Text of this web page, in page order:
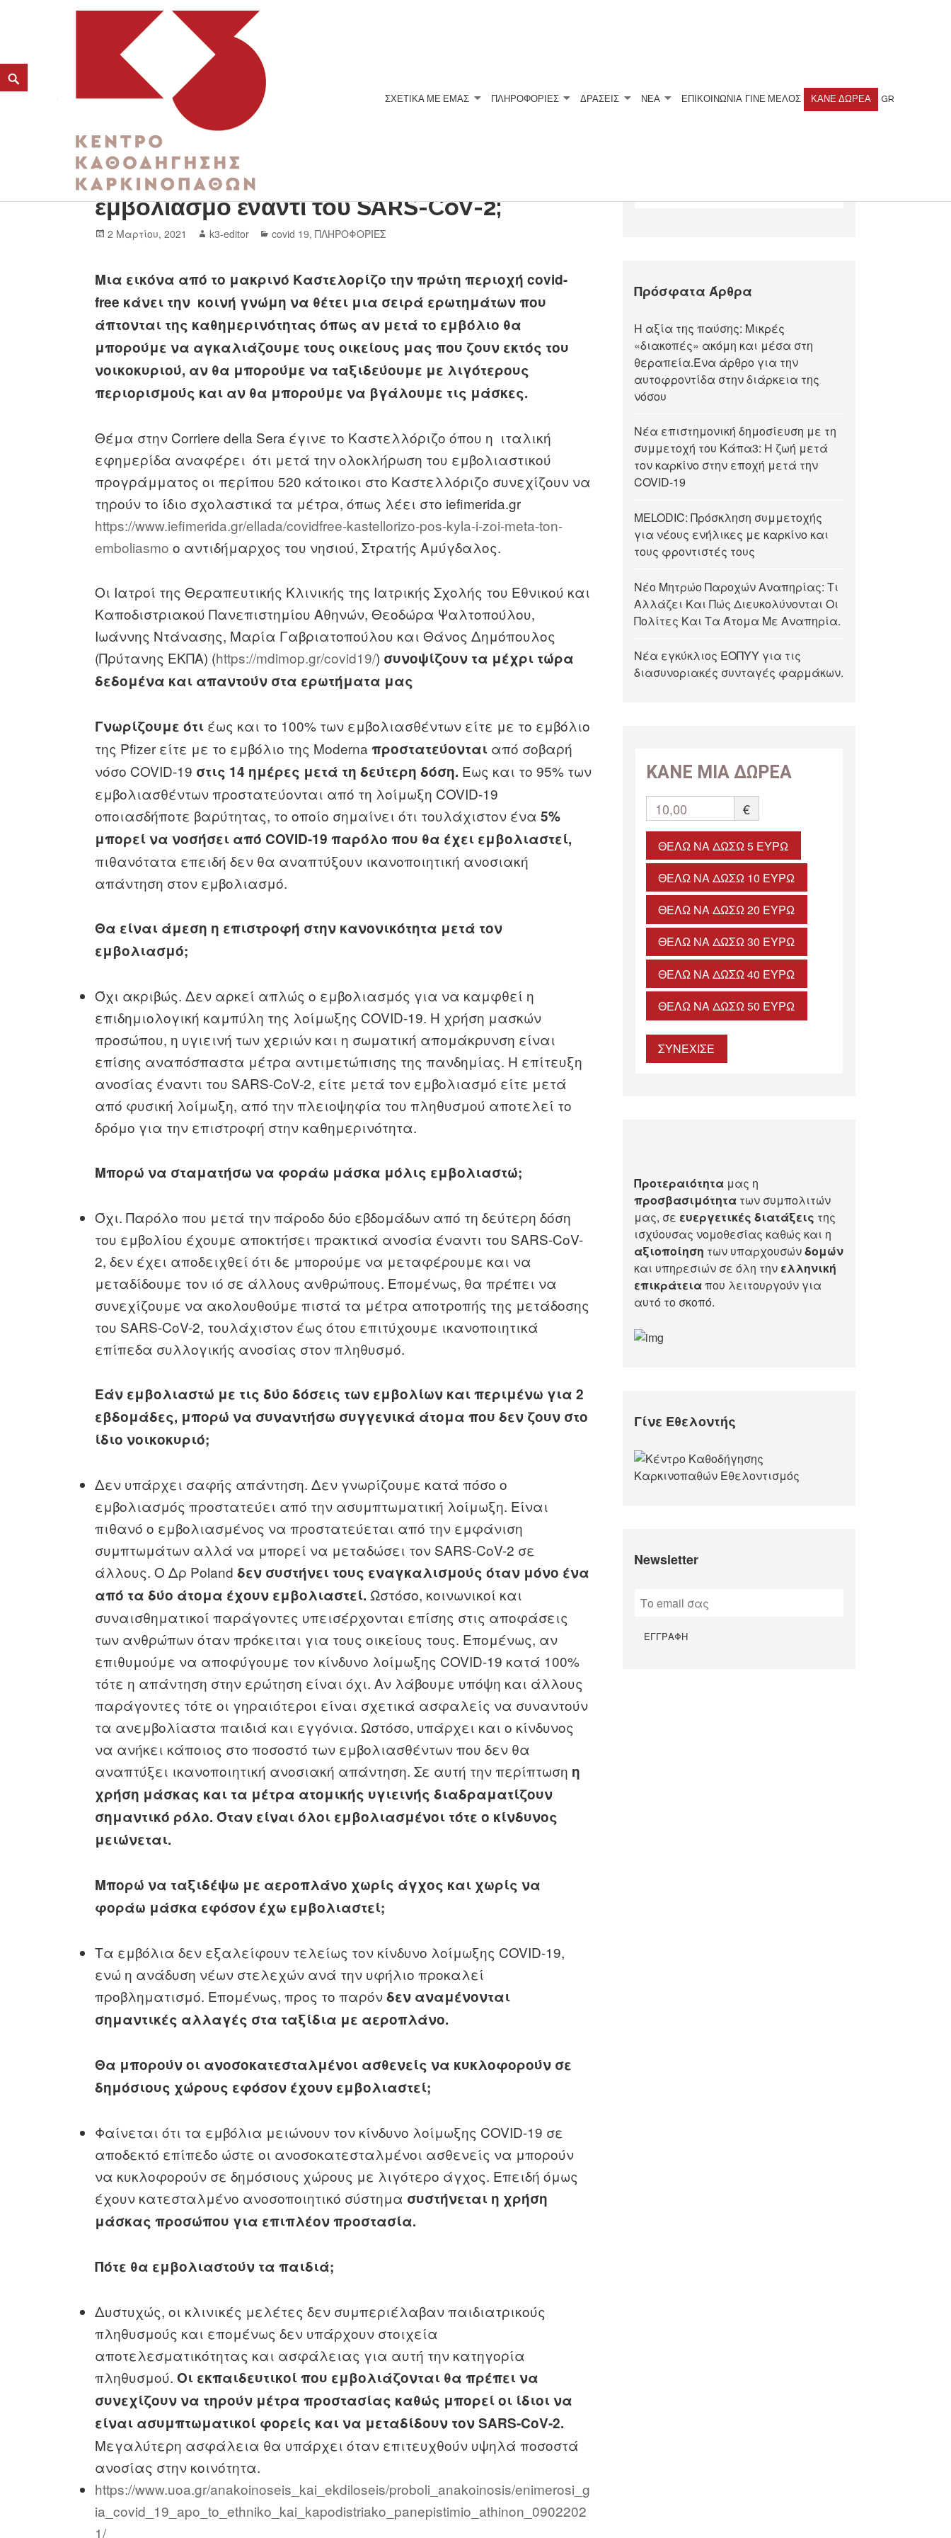
K3
ΚΕΝΤΡΟ ΚΑΘΟΔΗΓΗΣΗΣ ΚΑΡΚΙΝΟΠΑΘΩΝ
ΣΧΕΤΙΚΆ ΜΕ ΕΜΆΣ ΠΛΗΡΟΦΟΡΙΕΣ ΔΡΑΣΕΙΣ ΝΕΑ ΕΠΙΚΟΙΝΩΝΙΑ ΓΊΝΕ ΜΈΛΟΣ ΚΆΝΕ ΔΩΡΕΆ GR
Πως θα αλλάξει η καθημερινότητα μετά τον
εμβολιασμό έναντι του SARS-CoV-2;
2 Μαρτίου, 2021 k3-editor covid 19,ΠΛΗΡΟΦΟΡΙΕΣ
Μια εικόνα από το μακρινό Καστελορίζο την πρώτη περιοχή covid-
free κάνει την κοινή γνώμη να θέτει μια σειρά ερωτημάτων που
άπτονται της καθημερινότητας όπως αν μετά το εμβόλιο θα
μπορούμε να αγκαλιάζουμε τους οικείους μας που ζουν εκτός του
νοικοκυριού, αν θα μπορούμε να ταξιδεύουμε με λιγότερους
περιορισμούς και αν θα μπορούμε να βγάλουμε τις μάσκες.
Θέμα στην Corriere della Sera έγινε το Καστελλόριζο όπου η ιταλική
εφημερίδα αναφέρει ότι μετά την ολοκλήρωση του εμβολιαστικού
προγράμματος οι περίπου 520 κάτοικοι στο Καστελλόριζο συνεχίζουν να
τηρούν το ίδιο σχολαστικά τα μέτρα, όπως λέει στο iefimerida.gr
https://www.iefimerida.gr/ellada/covidfree-kastellorizo-pos-kyla-i-zoi-meta-ton-
emboliasmoo αντιδήμαρχος του νησιού, Στρατής Αμύγδαλος.
Οι Ιατροί της Θεραπευτικής Κλινικής της Ιατρικής Σχολής του Εθνικού και
Καποδιστριακού Πανεπιστημίου Αθηνών, Θεοδώρα Ψαλτοπούλου,
Ιωάννης Ντάνασης, Μαρία Γαβριατοπούλου και Θάνος Δημόπουλος
(Πρύτανης ΕΚΠΑ) (https://mdimop.gr/covid19/) συνοψίζουν τα μέχρι τώρα
δεδομένα και απαντούν στα ερωτήματα μας
Γνωρίζουμε ότι έως και το 100% των εμβολιασθέντων είτε με το εμβόλιο
της Pfizer είτε με το εμβόλιο της Modernaπροστατεύονται από σοβαρή
νόσο COVID-19 στις 14 ημέρες μετά τη δεύτερη δόση. Έως και το 95% των
εμβολιασθέντων προστατεύονται από τη λοίμωξη COVID-19
οποιασδήποτε βαρύτητας, το οποίο σημαίνει ότι τουλάχιστον ένα5%
μπορεί να νοσήσει από COVID-19 παρόλο που θα έχει εμβολιαστεί,
πιθανότατα επειδή δεν θα αναπτύξουν ικανοποιητική ανοσιακή
απάντηση στον εμβολιασμό.
Θα είναι άμεση η επιστροφή στην κανονικότητα μετά τον
εμβολιασμό;
Όχι ακριβώς. Δεν αρκεί απλώς ο εμβολιασμός για να καμφθεί η
επιδημιολογική καμπύλη της λοίμωξης COVID-19. Η χρήση μασκών
προσώπου, η υγιεινή των χεριών και η σωματική απομάκρυνση είναι
επίσης αναπόσπαστα μέτρα αντιμετώπισης της πανδημίας. Η επίτευξη
ανοσίας έναντι του SARS-CoV-2, είτε μετά τον εμβολιασμό είτε μετά
από φυσική λοίμωξη, από την πλειοψηφία του πληθυσμού αποτελεί το
δρόμο για την επιστροφή στην καθημερινότητα.
Μπορώ να σταματήσω να φοράω μάσκα μόλις εμβολιαστώ;
Όχι. Παρόλο που μετά την πάροδο δύο εβδομάδων από τη δεύτερη δόση
του εμβολίου έχουμε αποκτήσει πρακτικά ανοσία έναντι του SARS-CoV-
2, δεν έχει αποδειχθεί ότι δε μπορούμε να μεταφέρουμε και να
μεταδίδουμε τον ιό σε άλλους ανθρώπους. Επομένως, θα πρέπει να
συνεχίζουμε να ακολουθούμε πιστά τα μέτρα αποτροπής της μετάδοσης
του SARS-CoV-2, τουλάχιστον έως ότου επιτύχουμε ικανοποιητικά
επίπεδα συλλογικής ανοσίας στον πληθυσμό.
Εάν εμβολιαστώ με τις δύο δόσεις των εμβολίων και περιμένω για 2
εβδομάδες, μπορώ να συναντήσω συγγενικά άτομα που δεν ζουν στο
ίδιο νοικοκυριό;
Δεν υπάρχει σαφής απάντηση. Δεν γνωρίζουμε κατά πόσο ο
εμβολιασμός προστατεύει από την ασυμπτωματική λοίμωξη. Είναι
πιθανό ο εμβολιασμένος να προστατεύεται από την εμφάνιση
συμπτωμάτων αλλά να μπορεί να μεταδώσει τον SARS-CoV-2 σε
άλλους. Ο Δρ Polandδεν συστήνει τους εναγκαλισμούς όταν μόνο ένα
από τα δύο άτομα έχουν εμβολιαστεί. Ωστόσο, κοινωνικοί και
συναισθηματικοί παράγοντες υπεισέρχονται επίσης στις αποφάσεις
των ανθρώπων όταν πρόκειται για τους οικείους τους. Επομένως, αν
επιθυμούμε να αποφύγουμε τον κίνδυνο λοίμωξης COVID-19 κατά 100%
τότε η απάντηση στην ερώτηση είναι όχι. Αν λάβουμε υπόψη και άλλους
παράγοντες τότε οι γηραιότεροι είναι σχετικά ασφαλείς να συναντούν
τα ανεμβολίαστα παιδιά και εγγόνια. Ωστόσο, υπάρχει και ο κίνδυνος
να ανήκει κάποιος στο ποσοστό των εμβολιασθέντων που δεν θα
αναπτύξει ικανοποιητική ανοσιακή απάντηση. Σε αυτή την περίπτωση η
χρήση μάσκας και τα μέτρα ατομικής υγιεινής διαδραματίζουν
σημαντικό ρόλο. Όταν είναι όλοι εμβολιασμένοι τότε ο κίνδυνος
μειώνεται.
Μπορώ να ταξιδέψω με αεροπλάνο χωρίς άγχος και χωρίς να
φοράω μάσκα εφόσον έχω εμβολιαστεί;
Τα εμβόλια δεν εξαλείφουν τελείως τον κίνδυνο λοίμωξης COVID-19,
ενώ η ανάδυση νέων στελεχών ανά την υφήλιο προκαλεί
προβληματισμό. Επομένως, προς το παρόνδεν αναμένονται
σημαντικές αλλαγές στα ταξίδια με αεροπλάνο.
Θα μπορούν οι ανοσοκατεσταλμένοι ασθενείς να κυκλοφορούν σε
δημόσιους χώρους εφόσον έχουν εμβολιαστεί;
Φαίνεται ότι τα εμβόλια μειώνουν τον κίνδυνο λοίμωξης COVID-19 σε
αποδεκτό επίπεδο ώστε οι ανοσοκατεσταλμένοι ασθενείς να μπορούν
να κυκλοφορούν σε δημόσιους χώρους με λιγότερο άγχος. Επειδή όμως
έχουν κατεσταλμένο ανοσοποιητικό σύστημα συστήνεται η χρήση
μάσκας προσώπου για επιπλέον προστασία.
Πότε θα εμβολιαστούν τα παιδιά;
Δυστυχώς, οι κλινικές μελέτες δεν συμπεριέλαβαν παιδιατρικούς
πληθυσμούς και επομένως δεν υπάρχουν στοιχεία
αποτελεσματικότητας και ασφάλειας για αυτή την κατηγορία
πληθυσμού.Οι εκπαιδευτικοί που εμβολιάζονται θα πρέπει να
συνεχίζουν να τηρούν μέτρα προστασίας καθώς μπορεί οι ίδιοι να
είναι ασυμπτωματικοί φορείς και να μεταδίδουν τον SARS-CoV-2.
Μεγαλύτερη ασφάλεια θα υπάρχει όταν επιτευχθούν υψηλά ποσοστά
ανοσίας στην κοινότητα.
https://www.uoa.gr/anakoinoseis_kai_ekdiloseis/proboli_anakoinosis/enimerosi_g
ia_covid_19_apo_to_ethniko_kai_kapodistriako_panepistimio_athinon_0902202
1/
Πρόσφατα Άρθρα
Η αξία της παύσης: Μικρές
«διακοπές» ακόμη και μέσα στη
θεραπεία.Ένα άρθρο για την
αυτοφροντίδα στην διάρκεια της
νόσου
Νέα επιστημονική δημοσίευση με τη
συμμετοχή του Κάπα3: Η ζωή μετά
τον καρκίνο στην εποχή μετά την
COVID-19
MELODIC: Πρόσκληση συμμετοχής
για νέους ενήλικες με καρκίνο και
τους φροντιστές τους
Νέο Μητρώο Παροχών Αναπηρίας: Τι
Αλλάζει Και Πώς Διευκολύνονται Οι
Πολίτες Και Τα Άτομα Με Αναπηρία.
Νέα εγκύκλιος ΕΟΠΥΥ για τις
διασυνοριακές συνταγές φαρμάκων.
ΚΑΝΕ ΜΙΑ ΔΩΡΕΑ
10,00 €
ΘΈΛΩ ΝΑ ΔΏΣΩ 5 ΕΥΡΏ
ΘΈΛΩ ΝΑ ΔΏΣΩ 10 ΕΥΡΏ
ΘΈΛΩ ΝΑ ΔΏΣΩ 20 ΕΥΡΏ
ΘΈΛΩ ΝΑ ΔΏΣΩ 30 ΕΥΡΏ
ΘΈΛΩ ΝΑ ΔΏΣΩ 40 ΕΥΡΏ
ΘΈΛΩ ΝΑ ΔΏΣΩ 50 ΕΥΡΏ
ΣΥΝΕΧΙΣΕ
Προτεραιότητα μας η
προσβασιμότητα των συμπολιτών
μας, σε ευεργετικές διατάξεις της
ισχύουσας νομοθεσίας καθώς και η
αξιοποίηση των υπαρχουσώνδομών
και υπηρεσιών σε όλη την ελληνική
επικράτειαπου λειτουργούν για
αυτό το σκοπό.​
Γίνε Εθελοντής
Newsletter